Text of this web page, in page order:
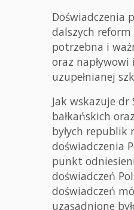
Doświadczenia
dalszych
potrzebna i
oraz
uzupełnianej
Jak wskazuje
bałkańskich
byłych republik
doświadczenia
punkt
doświadczeń
doświadczeń
uzasadnione